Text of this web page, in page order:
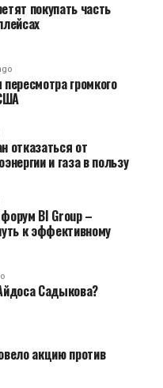
покупать часть
громкого
отказаться от
и газа в пользу
BI Group –
к эффективному
Садыкова?
акцию против